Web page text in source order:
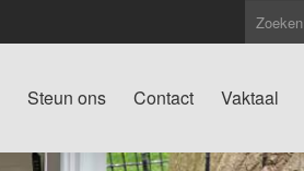
Steun ons Contact Vaktaal